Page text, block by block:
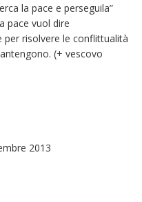
la pace e perseguila”
pace vuol dire
risolvere le conflittualità
(+ vescovo
2013